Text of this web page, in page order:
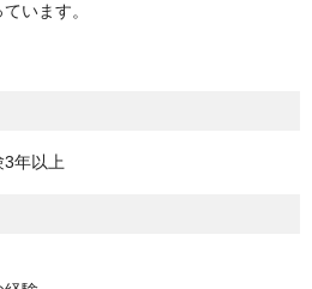
います。
3年以上